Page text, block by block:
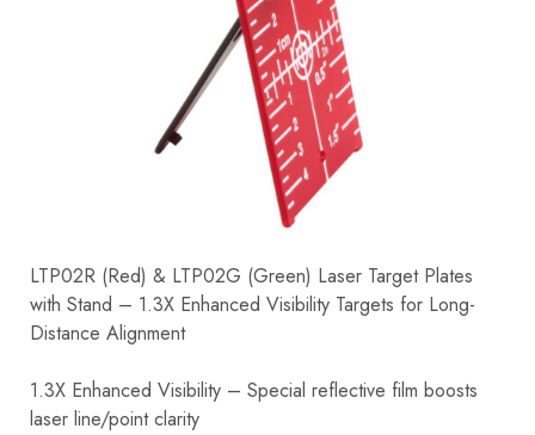
LTP02R (Red) & LTP02G (Green) Laser Target Plates
with Stand – 1.3X Enhanced Visibility Targets for Long-
Distance Alignment
1.3X Enhanced Visibility – Special reflective film boosts
laser line/point clarity